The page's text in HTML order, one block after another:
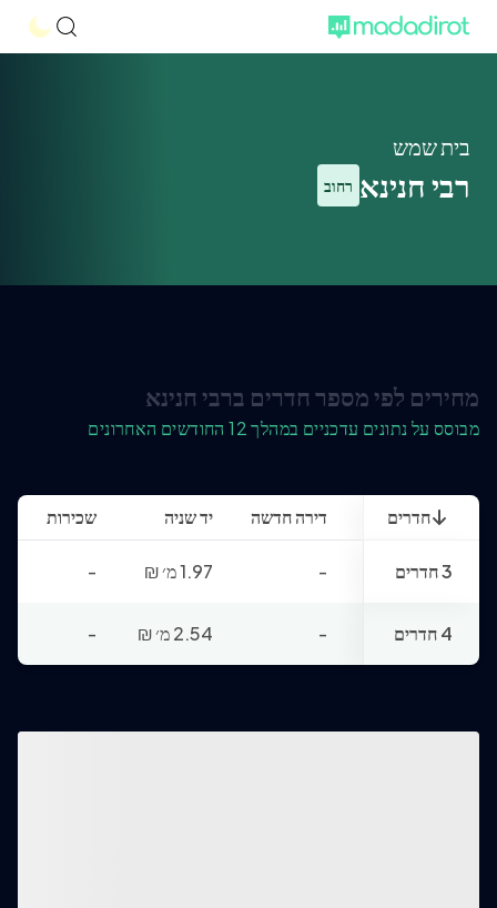
בית שמש
רבי חנינא רחוב
מחירים לפי מספר חדרים ברבי חנינא
מבוסס על נתונים עדכניים במהלך 12 החודשים האחרונים
חדרים דירה חדשה יד שניה שכירות
3 חדרים - 1.97 מ׳ ₪
-
4 חדרים - 2.54 מ׳ ₪
-